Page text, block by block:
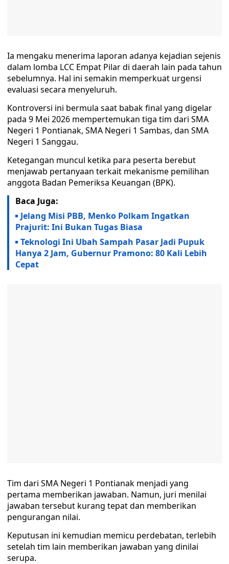
Ia mengaku menerima laporan adanya kejadian sejenis
dalam lomba LCC Empat Pilar di daerah lain pada tahun
sebelumnya. Hal ini semakin memperkuat urgensi
evaluasi secara menyeluruh.
Kontroversi ini bermula saat babak final yang digelar
pada 9 Mei 2026 mempertemukan tiga tim dari SMA
Negeri 1 Pontianak, SMA Negeri 1 Sambas, dan SMA
Negeri 1 Sanggau.
Ketegangan muncul ketika para peserta berebut
menjawab pertanyaan terkait mekanisme pemilihan
anggota Badan Pemeriksa Keuangan (BPK).
Baca Juga:
Jelang Misi PBB, Menko Polkam Ingatkan
Prajurit: Ini Bukan Tugas Biasa
Teknologi Ini Ubah Sampah Pasar Jadi Pupuk
Hanya 2 Jam, Gubernur Pramono: 80 Kali Lebih
Cepat
Tim dari SMA Negeri 1 Pontianak menjadi yang
pertama memberikan jawaban. Namun, juri menilai
jawaban tersebut kurang tepat dan memberikan
pengurangan nilai.
Keputusan ini kemudian memicu perdebatan, terlebih
setelah tim lain memberikan jawaban yang dinilai
serupa.